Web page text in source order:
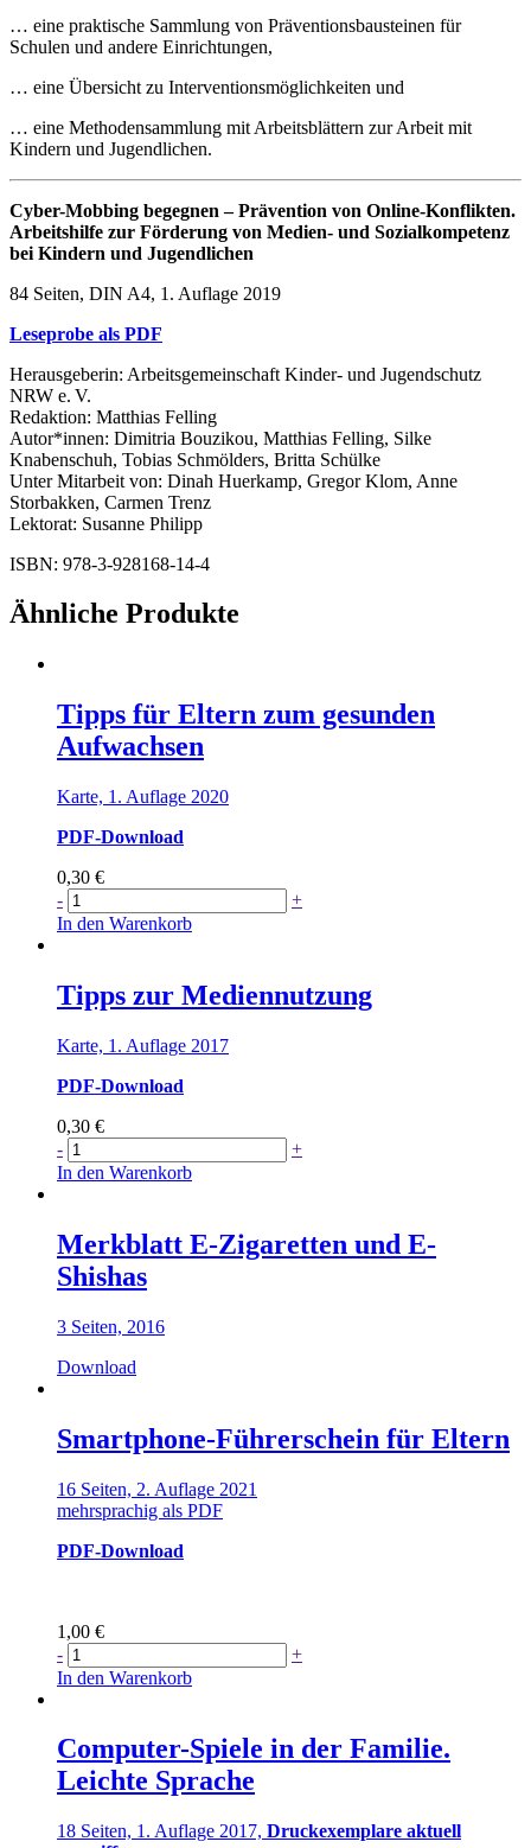
… eine praktische Sammlung von Präventionsbausteinen für
Schulen und andere Einrichtungen,
… eine Übersicht zu Interventionsmöglichkeiten und
… eine Methodensammlung mit Arbeitsblättern zur Arbeit mit
Kindern und Jugendlichen.
Cyber-Mobbing begegnen – Prävention von Online-Konflikten.
Arbeitshilfe zur Förderung von Medien- und Sozialkompetenz
bei Kindern und Jugendlichen
84 Seiten, DIN A4, 1. Auflage 2019
Leseprobe als PDF
Herausgeberin: Arbeitsgemeinschaft Kinder- und Jugendschutz
NRW e. V.
Redaktion: Matthias Felling
Autor*innen: Dimitria Bouzikou, Matthias Felling, Silke
Knabenschuh, Tobias Schmölders, Britta Schülke
Unter Mitarbeit von: Dinah Huerkamp, Gregor Klom, Anne
Storbakken, Carmen Trenz
Lektorat: Susanne Philipp
ISBN: 978-3-928168-14-4
Ähnliche Produkte
Tipps für Eltern zum gesunden
Aufwachsen
Karte, 1. Auflage 2020
PDF-Download
0,30 €
- Tipps
für
gesunden
Aufwachsen
+
In den Warenkorb
Tipps zur Mediennutzung
Karte, 1. Auflage 2017
PDF-Download
0,30 €
- Tipps
zur
+
In den Warenkorb
Merkblatt E-Zigaretten und E-
Shishas
3 Seiten, 2016
Download
Smartphone-Führerschein für Eltern
16 Seiten, 2. Auflage 2021
mehrsprachig als PDF
PDF-Download
1,00 €
- Smartphone-
Führerschein
Menge
+
In den Warenkorb
Computer-Spiele in der Familie.
Leichte Sprache
18 Seiten, 1. Auflage 2017, Druckexemplare aktuell